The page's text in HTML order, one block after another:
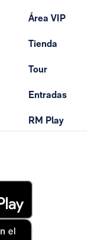
Área VIP
Tienda
Tour
Entradas
RM Play